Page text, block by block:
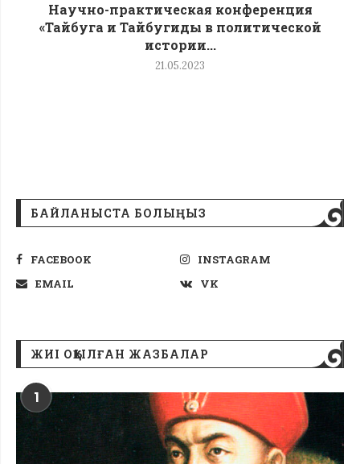
Научно-практическая конференция
«Тайбуга и Тайбугиды в политической
истории...
21.05.2023
БАЙЛАНЫСТА БОЛЫҢЫЗ
FACEBOOK
INSTAGRAM
EMAIL
VK
ЖИІ ОҚЫЛҒАН ЖАЗБАЛАР
1